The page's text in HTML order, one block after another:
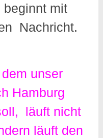
beginnt mit
Nachricht.
unser
Hamburg
läuft nicht
läuft den